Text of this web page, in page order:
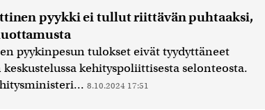
pyykki ei tullut riittävän puhtaaksi,
pyykinpesun tulokset eivät tyydyttäneet
kehityspoliittisesta selonteosta.
8.10.2024 17:51